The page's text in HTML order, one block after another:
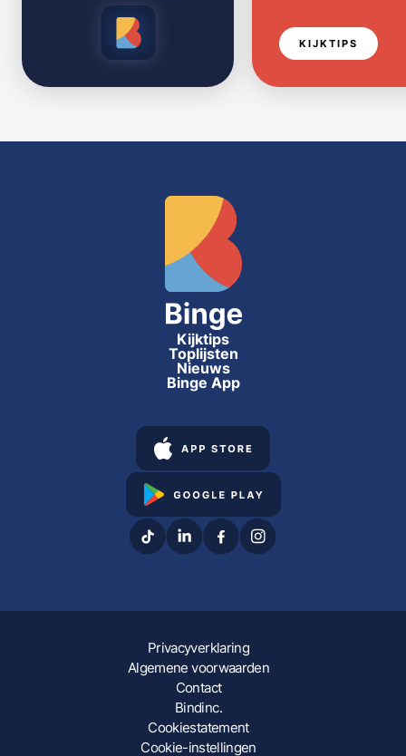
KIJKTIPS
Kijktips
Toplijsten
Nieuws
Binge App
Privacyverklaring
Algemene voorwaarden
Contact
Bindinc.
Cookiestatement
Cookie-instellingen